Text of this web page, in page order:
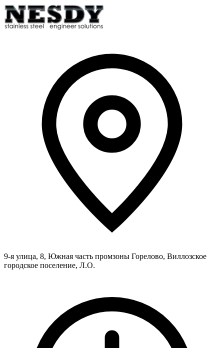
9-я улица, 8, Южная часть промзоны Горелово, Виллозское
городское поселение, Л.О.